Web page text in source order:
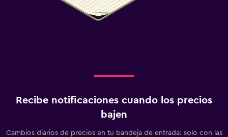
Recibe notificaciones cuando los precios
bajen
Cambios diarios de precios en tu bandeja de entrada: solo con las